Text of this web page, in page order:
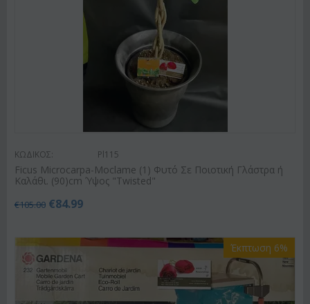
ΚΩΔΙΚΟΣ: Pl115
Ficus Microcarpa-Moclame (1) Φυτό Σε Ποιοτική Γλάστρα ή
Καλάθι. (90)cm Ύψος "Twisted"
€105.00 €84.99
Έκπτωση 6%